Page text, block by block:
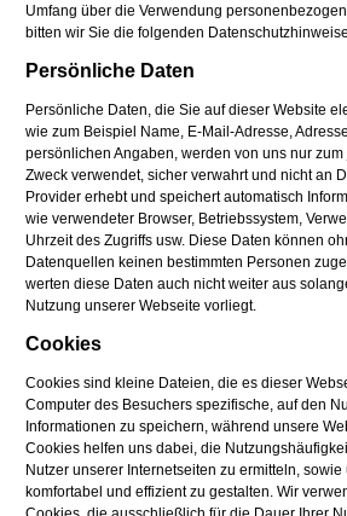
Umfang über die Verwendung
bitten wir Sie die folgenden
Persönliche Daten
Persönliche Daten, die Sie auf dieser Website
wie zum Beispiel Name, E-Mail-Adresse,
persönlichen Angaben, werden von uns nur
Zweck verwendet, sicher verwahrt und nicht an
Provider erhebt und speichert automatisch
wie verwendeter Browser, Betriebssystem,
Uhrzeit des Zugriffs usw. Diese Daten können
Datenquellen keinen bestimmten Personen
werten diese Daten auch nicht weiter aus
Nutzung unserer Webseite vorliegt.
Cookies
Cookies sind kleine Dateien, die es dieser
Computer des Besuchers spezifische, auf den
Informationen zu speichern, während unsere
Cookies helfen uns dabei, die
Nutzer unserer Internetseiten zu ermitteln,
komfortabel und effizient zu gestalten. Wir